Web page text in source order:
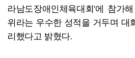
라남도장애인체육대회'에 참가
위라는 우수한 성적을 거두며 대
리했다고 밝혔다.